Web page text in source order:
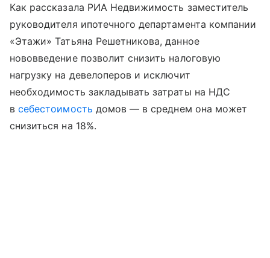
Как рассказала РИА Недвижимость заместитель
руководителя ипотечного департамента компании
«Этажи» Татьяна Решетникова, данное
нововведение позволит снизить налоговую
нагрузку на девелоперов и исключит
необходимость закладывать затраты на НДС
всебестоимость домов — в среднем она может
снизиться на 18%.